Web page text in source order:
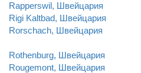
Rapperswil, Швейцария
Rigi Kaltbad, Швейцария
Rorschach, Швейцария
Rothenburg, Швейцария
Rougemont, Швейцария